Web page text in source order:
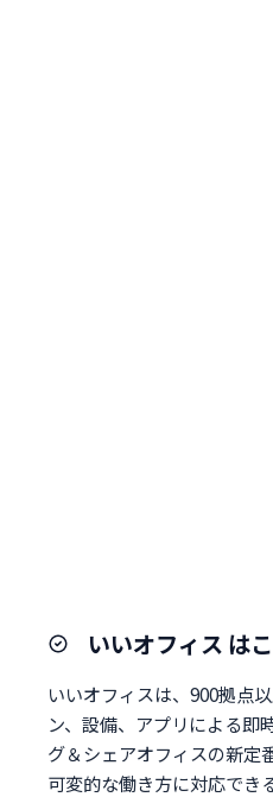
いいオフィス は
いいオフィスは、900拠点
ン、設備、アプリによる即
グ＆シェアオフィスの新定
可変的な働き方に対応でき